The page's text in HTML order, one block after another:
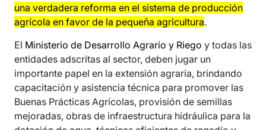
una verdadera reforma en el sistema de producción
agrícola en favor de la pequeña agricultura.
El Ministerio de Desarrollo Agrario y Riego y todas las
entidades adscritas al sector, deben jugar un
importante papel en la extensión agraria, brindando
capacitación y asistencia técnica para promover las
Buenas Prácticas Agrícolas, provisión de semillas
mejoradas, obras de infraestructura hidráulica para la